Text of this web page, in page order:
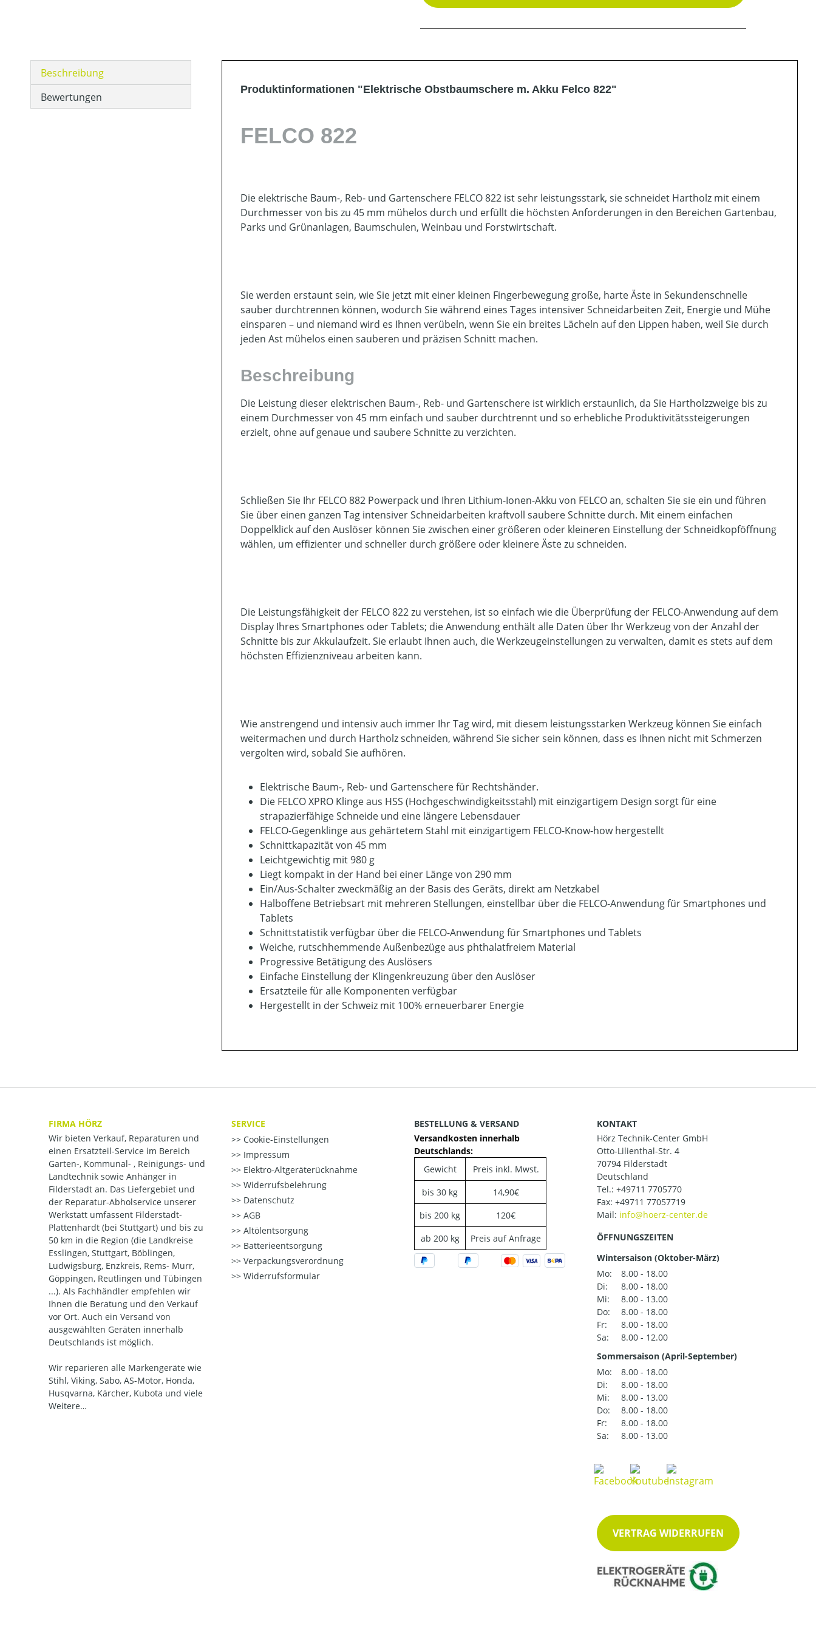
Beschreibung
Bewertungen
Produktinformationen "Elektrische Obstbaumschere m. Akku Felco 822"
FELCO 822
Die elektrische Baum-, Reb- und Gartenschere FELCO 822 ist sehr leistungsstark, sie schneidet Hartholz mit einem
Durchmesser von bis zu 45 mm mühelos durch und erfüllt die höchsten Anforderungen in den Bereichen Gartenbau,
Parks und Grünanlagen, Baumschulen, Weinbau und Forstwirtschaft.
Sie werden erstaunt sein, wie Sie jetzt mit einer kleinen Fingerbewegung große, harte Äste in Sekundenschnelle
sauber durchtrennen können, wodurch Sie während eines Tages intensiver Schneidarbeiten Zeit, Energie und Mühe
einsparen – und niemand wird es Ihnen verübeln, wenn Sie ein breites Lächeln auf den Lippen haben, weil Sie durch
jeden Ast mühelos einen sauberen und präzisen Schnitt machen.
Beschreibung
Die Leistung dieser elektrischen Baum-, Reb- und Gartenschere ist wirklich erstaunlich, da Sie Hartholzzweige bis zu
einem Durchmesser von 45 mm einfach und sauber durchtrennt und so erhebliche Produktivitätssteigerungen
erzielt, ohne auf genaue und saubere Schnitte zu verzichten.
Schließen Sie Ihr FELCO 882 Powerpack und Ihren Lithium-Ionen-Akku von FELCO an, schalten Sie sie ein und führen
Sie über einen ganzen Tag intensiver Schneidarbeiten kraftvoll saubere Schnitte durch. Mit einem einfachen
Doppelklick auf den Auslöser können Sie zwischen einer größeren oder kleineren Einstellung der Schneidkopföffnung
wählen, um effizienter und schneller durch größere oder kleinere Äste zu schneiden.
Die Leistungsfähigkeit der FELCO 822 zu verstehen, ist so einfach wie die Überprüfung der FELCO-Anwendung auf dem
Display Ihres Smartphones oder Tablets; die Anwendung enthält alle Daten über Ihr Werkzeug von der Anzahl der
Schnitte bis zur Akkulaufzeit. Sie erlaubt Ihnen auch, die Werkzeugeinstellungen zu verwalten, damit es stets auf dem
höchsten Effizienzniveau arbeiten kann.
Wie anstrengend und intensiv auch immer Ihr Tag wird, mit diesem leistungsstarken Werkzeug können Sie einfach
weitermachen und durch Hartholz schneiden, während Sie sicher sein können, dass es Ihnen nicht mit Schmerzen
vergolten wird, sobald Sie aufhören.
Elektrische Baum-, Reb- und Gartenschere für Rechtshänder.
Die FELCO XPRO Klinge aus HSS (Hochgeschwindigkeitsstahl) mit einzigartigem Design sorgt für eine
strapazierfähige Schneide und eine längere Lebensdauer
FELCO-Gegenklinge aus gehärtetem Stahl mit einzigartigem FELCO-Know-how hergestellt
Schnittkapazität von 45 mm
Leichtgewichtig mit 980 g
Liegt kompakt in der Hand bei einer Länge von 290 mm
Ein/Aus-Schalter zweckmäßig an der Basis des Geräts, direkt am Netzkabel
Halboffene Betriebsart mit mehreren Stellungen, einstellbar über die FELCO-Anwendung für Smartphones und
Tablets
Schnittstatistik verfügbar über die FELCO-Anwendung für Smartphones und Tablets
Weiche, rutschhemmende Außenbezüge aus phthalatfreiem Material
Progressive Betätigung des Auslösers
Einfache Einstellung der Klingenkreuzung über den Auslöser
Ersatzteile für alle Komponenten verfügbar
Hergestellt in der Schweiz mit 100% erneuerbarer Energie
FIRMA HÖRZ
Wir bieten Verkauf, Reparaturen und
einen Ersatzteil-Service im Bereich
Garten-, Kommunal- , Reinigungs- und
Landtechnik sowie Anhänger in
Filderstadt an. Das Liefergebiet und
der Reparatur-Abholservice unserer
Werkstatt umfassent Filderstadt-
Plattenhardt (bei Stuttgart) und bis zu
50 km in die Region (die Landkreise
Esslingen, Stuttgart, Böblingen,
Ludwigsburg, Enzkreis, Rems- Murr,
Göppingen, Reutlingen und Tübingen
...). Als Fachhändler empfehlen wir
Ihnen die Beratung und den Verkauf
vor Ort. Auch ein Versand von
ausgewählten Geräten innerhalb
Deutschlands ist möglich.
Wir reparieren alle Markengeräte wie
Stihl, Viking, Sabo, AS-Motor, Honda,
Husqvarna, Kärcher, Kubota und viele
Weitere…
SERVICE
Cookie-Einstellungen
Impressum
Elektro-Altgeräterücknahme
Widerrufsbelehrung
Datenschutz
AGB
Altölentsorgung
Batterieentsorgung
Verpackungsverordnung
Widerrufsformular
BESTELLUNG & VERSAND
Versandkosten innerhalb
Deutschlands:
Gewicht
Preis inkl. Mwst.
bis 30 kg
14,90€
bis 200 kg
120€
ab 200 kg
Preis auf Anfrage
KONTAKT
Hörz Technik-Center GmbH
Otto-Lilienthal-Str. 4
70794 Filderstadt
Deutschland
Tel.: +49711 7705770
Fax: +49711 77057719
Mail:
ÖFFNUNGSZEITEN
Wintersaison (Oktober-März)
Mo:
8.00 - 18.00
Di:
8.00 - 18.00
Mi:
8.00 - 13.00
Do:
8.00 - 18.00
Fr:
8.00 - 18.00
Sa:
8.00 - 12.00
Sommersaison (April-September)
Mo:
8.00 - 18.00
Di:
8.00 - 18.00
Mi:
8.00 - 13.00
Do:
8.00 - 18.00
Fr:
8.00 - 18.00
Sa:
8.00 - 13.00
VERTRAG WIDERRUFEN